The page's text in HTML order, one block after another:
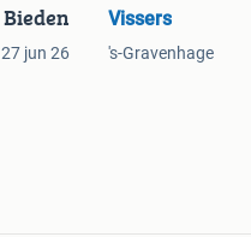
Bieden
27 jun 26
Vissers
's-Gravenhage